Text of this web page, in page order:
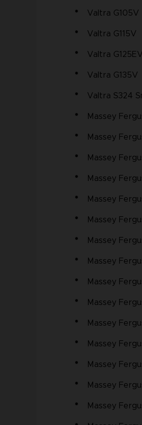
Valtra G105V
Valtra G115V
Valtra G125EV
Valtra G135V
Valtra S324
Massey
Massey
Massey
Massey
Massey
Massey
Massey
Massey
Massey
Massey
Massey
Massey
Massey
Massey
Massey